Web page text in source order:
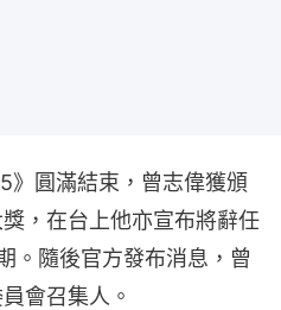
》圓滿結束，曾志偉獲頒
獎，在台上他亦宣布將辭任
。隨後官方發布消息，曾
會召集人。